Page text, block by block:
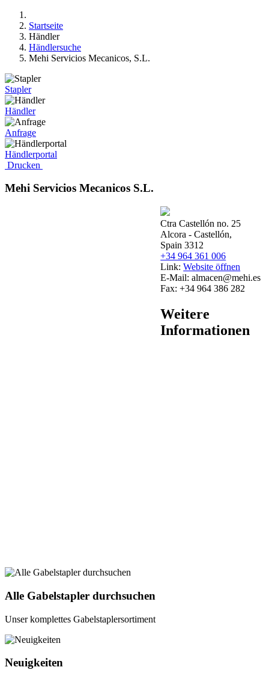
Startseite
Händler
Händlersuche
Mehi Servicios Mecanicos, S.L.
Stapler
Händler
Anfrage
Händlerportal
Drucken
Mehi Servicios Mecanicos S.L.
Ctra Castellón no. 25
Alcora - Castellón,
Spain 3312
+34 964 361 006
Link:Website öffnen
E-Mail:almacen@mehi.es
Fax:+34 964 386 282
Weitere
Informationen
Alle Gabelstapler durchsuchen
Unser komplettes Gabelstaplersortiment
Neuigkeiten